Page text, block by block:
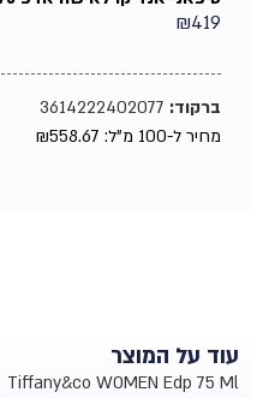
₪419
ברקוד:3614222402077
מחיר ל-100 מ"ל:
₪558.67
עוד על המוצר
Tiffany&co WOMEN Edp 75 Ml